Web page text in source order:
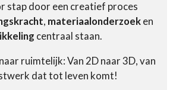
stap door een creatief proces
, materiaalonderzoek en
centraal staan.
ruimtelijk: Van 2D naar 3D, van
dat tot leven komt!